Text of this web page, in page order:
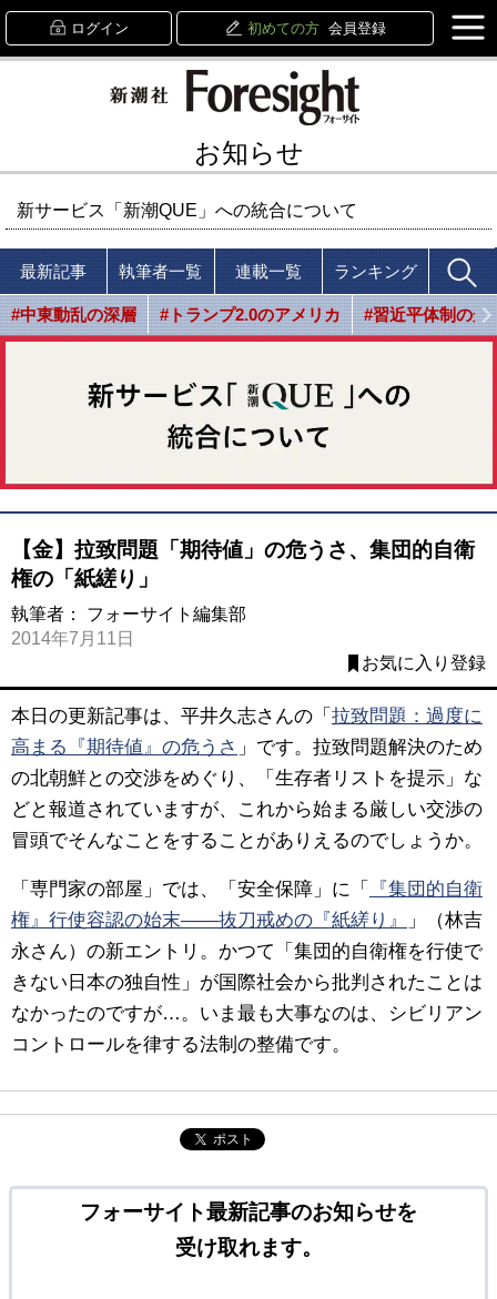
ログイン 初めての方 会員登録
お知らせ
新サービス「新潮QUE」への統合について
最新記事 執筆者一覧 連載一覧 ランキング
#中東動乱の深層 #トランプ2.0のアメリカ #習近平体制の光
【金】拉致問題「期待値」の危うさ、集団的自衛
権の「紙縒り」
執筆者： フォーサイト編集部
2014年7月11日
お気に入り登録
本日の更新記事は、平井久志さんの「 拉致問題：過度に
高まる『期待値』の危うさ 」です。拉致問題解決のため
の北朝鮮との交渉をめぐり、「生存者リストを提示」な
どと報道されていますが、これから始まる厳しい交渉の
冒頭でそんなことをすることがありえるのでしょうか。
「専門家の部屋」では、「安全保障」に「
『集団的自衛
権』行使容認の始末――抜刀戒めの『紙縒り』
」（林吉
永さん）の新エントリ。かつて「集団的自衛権を行使で
きない日本の独自性」が国際社会から批判されたことは
なかったのですが…。いま最も大事なのは、シビリアン
コントロールを律する法制の整備です。
ポスト
フォーサイト最新記事のお知らせを
受け取れます。